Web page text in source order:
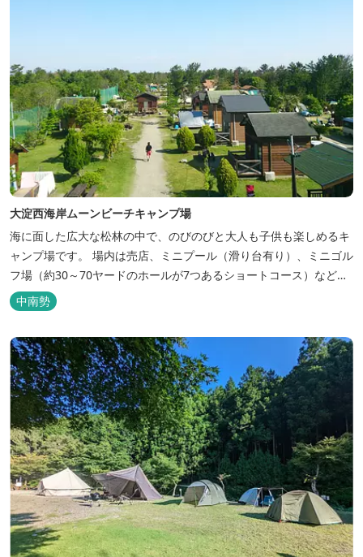
大淀西海岸ムーンビーチキャンプ場
海に面した広大な松林の中で、のびのびと大人も子供も楽しめるキ
ャンプ場です。 場内は売店、ミニプール（滑り台有り）、ミニゴル
フ場（約30～70ヤードのホールが7つあるショートコース）なども
あります。 目の前の海では、海水浴など安心して楽しめます。周辺
観光地には、伊勢志摩国立公園の玄関口にあたります。
中南勢